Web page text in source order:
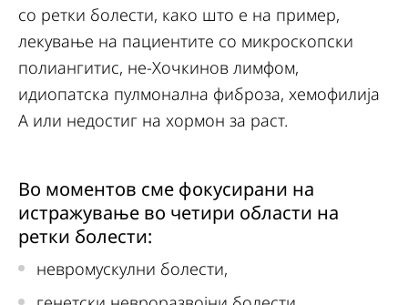
со ретки болести, како што е на пример,
лекување на пациентите со микроскопски
полиангитис, не-Хочкинов лимфом,
идиопатска пулмонална фиброза, хемофилија
А или недостиг на хормон за раст.
Во моментов сме фокусирани на
истражување во четири области на
ретки болести:
невромускулни болести,